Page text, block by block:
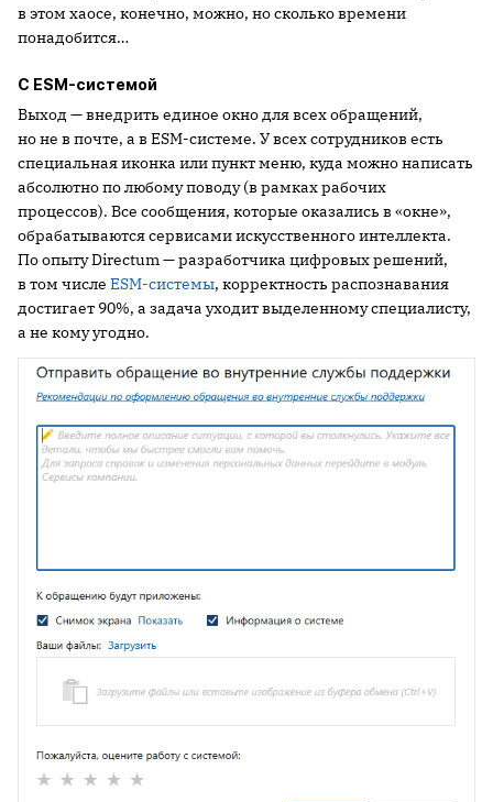
в этом хаосе, конечно, можно, но сколько времени
понадобится…
С ESM-системой
Выход — внедрить единое окно для всех обращений,
но не в почте, а в ESM-системе. У всех сотрудников есть
специальная иконка или пункт меню, куда можно написать
абсолютно по любому поводу (в рамках рабочих
процессов). Все сообщения, которые оказались в «окне»,
обрабатываются сервисами искусственного интеллекта.
По опыту Directum — разработчика цифровых решений,
в том числе ESM-системы, корректность распознавания
достигает 90%, а задача уходит выделенному специалисту,
а не кому угодно.